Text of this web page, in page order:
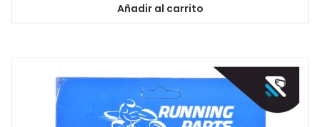
Añadir al carrito